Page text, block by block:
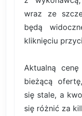
wraz ze
będą
kliknięciu
Aktualną
bieżącą
się stale, a
się różnić za